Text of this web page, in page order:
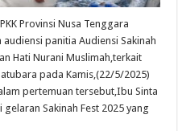
Provinsi Nusa Tenggara
panitia Audiensi Sakinah
Hati Nurani Muslimah,terkait
pada Kamis,(22/5/2025)
pertemuan tersebut,Ibu Sinta
Sakinah Fest 2025 yang